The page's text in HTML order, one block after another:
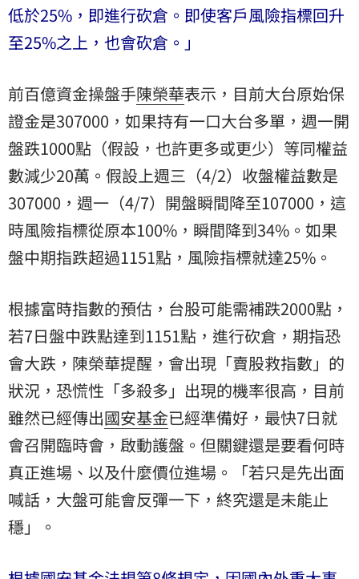
低於25% ，即進行砍倉。即使客戶風險指標回升
至25%之上，也會砍倉。 」
前百億資金操盤手陳榮華表示，目前大台原始保
證金是307000，如果持有一口大台多單，週一開
盤跌1000點（假設，也許更多或更少）等同權益
數減少20萬。假設上週三（4/2）收盤權益數是
307000，週一（4/7）開盤瞬間降至107000，這
時風險指標從原本100%，瞬間降到34%。如果
盤中期指跌超過1151點，風險指標就達25%。
根據富時指數的預估，台股可能需補跌2000點，
若7日盤中跌點達到1151點，進行砍倉，期指恐
會大跌，陳榮華提醒，會出現「賣股救指數」的
狀況，恐慌性「多殺多」出現的機率很高，目前
雖然已經傳出國安基金已經準備好，最快7日就
會召開臨時會，啟動護盤。但關鍵還是要看何時
真正進場、以及什麼價位進場。「若只是先出面
喊話，大盤可能會反彈一下，終究還是未能止
穩」。